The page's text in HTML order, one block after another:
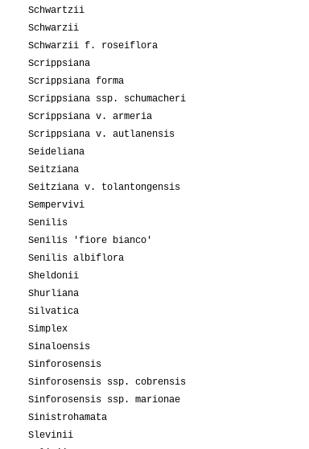
Schwartzii
Schwarzii
Schwarzii f. roseiflora
Scrippsiana
Scrippsiana forma
Scrippsiana ssp. schumacheri
Scrippsiana v. armeria
Scrippsiana v. autlanensis
Seideliana
Seitziana
Seitziana v. tolantongensis
Sempervivi
Senilis
Senilis 'fiore bianco'
Senilis albiflora
Sheldonii
Shurliana
Silvatica
Simplex
Sinaloensis
Sinforosensis
Sinforosensis ssp. cobrensis
Sinforosensis ssp. marionae
Sinistrohamata
Slevinii